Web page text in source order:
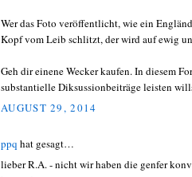
Wer das Foto veröffentlicht, wie ein
Kopf vom Leib schlitzt, der wird auf ewig
Geh dir einene Wecker kaufen. In diesem
substantielle Diksussionbeiträge leisten
AUGUST 29, 2014
ppq hat gesagt…
lieber R.A. - nicht wir haben die genfer